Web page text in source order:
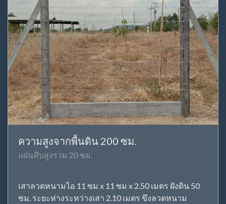
ความสูงจากพื้นดิน 200 ซม.
แผ่นทึบสูงรวม 20 ซม.
เสาลวดหนามไอ 11 ซม x 11 ซม x 2.50 เมตร ฝังดิน 50
ซม. ระยะห่างระหว่างเสา 2.10 เมตร ขึงลวดหนาม